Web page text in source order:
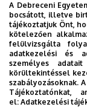
A Debreceni
bocsátott, illetve
tájékoztatjuk Önt,
kötelezően
felülvizsgálta
adatkezelési és
személyes
körültekintéssel
szabályozásoknak.
Tájékoztatónkat,
el: Adatkezelési